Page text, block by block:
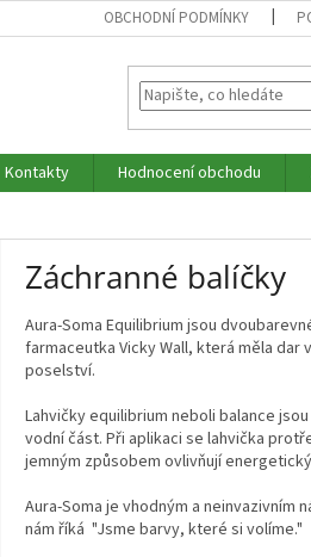
OBCHODNÍ PODMÍNKY
Kontakty Hodnocení obchodu
Záchranné balíčky
Aura-Soma Equilibrium jsou
farmaceutka Vicky Wall, která měla
poselství.
Lahvičky equilibrium neboli balance
vodní část. Při aplikaci se lahvička
jemným způsobem ovlivňují
Aura-Soma je vhodným a neinvazivním
nám říká "Jsme barvy, které si volíme."